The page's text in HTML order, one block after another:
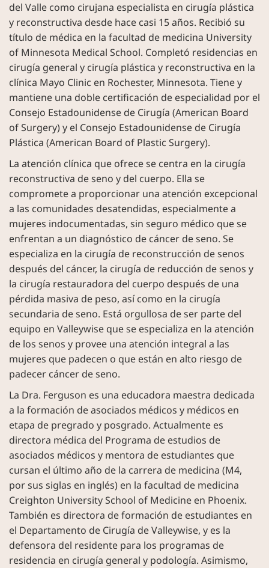
del Valle como cirujana especialista en cirugía plástica
y reconstructiva desde hace casi 15 años. Recibió su
título de médica en la facultad de medicina University
of Minnesota Medical School. Completó residencias en
cirugía general y cirugía plástica y reconstructiva en la
clínica Mayo Clinic en Rochester, Minnesota. Tiene y
mantiene una doble certificación de especialidad por el
Consejo Estadounidense de Cirugía (American Board
of Surgery) y el Consejo Estadounidense de Cirugía
Plástica (American Board of Plastic Surgery).
La atención clínica que ofrece se centra en la cirugía
reconstructiva de seno y del cuerpo. Ella se
compromete a proporcionar una atención excepcional
a las comunidades desatendidas, especialmente a
mujeres indocumentadas, sin seguro médico que se
enfrentan a un diagnóstico de cáncer de seno. Se
especializa en la cirugía de reconstrucción de senos
después del cáncer, la cirugía de reducción de senos y
la cirugía restauradora del cuerpo después de una
pérdida masiva de peso, así como en la cirugía
secundaria de seno. Está orgullosa de ser parte del
equipo en Valleywise que se especializa en la atención
de los senos y provee una atención integral a las
mujeres que padecen o que están en alto riesgo de
padecer cáncer de seno.
La Dra. Ferguson es una educadora maestra dedicada
a la formación de asociados médicos y médicos en
etapa de pregrado y posgrado. Actualmente es
directora médica del Programa de estudios de
asociados médicos y mentora de estudiantes que
cursan el último año de la carrera de medicina (M4,
por sus siglas en inglés) en la facultad de medicina
Creighton University School of Medicine en Phoenix.
También es directora de formación de estudiantes en
el Departamento de Cirugía de Valleywise, y es la
defensora del residente para los programas de
residencia en cirugía general y podología. Asimismo,